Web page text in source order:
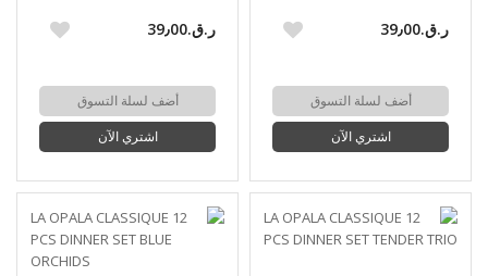
ر.ق.‏39٫00
أضف لسلة التسوق
اشتري الآن
ر.ق.‏39٫00
أضف لسلة التسوق
اشتري الآن